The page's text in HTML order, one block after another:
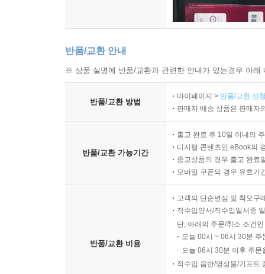
반품/교환 안내
※ 상품 설명에 반품/교환과 관련한 안내가 있는경우 아
반품/교환 방법
마이페이지 > 반품/교환 신
판매자 배송 상품은 판매자
반품/교환 가능기간
출고 완료 후 10일 이내의
디지털 콘텐츠인 eBook의
중고상품의 경우 출고 완료
모바일 쿠폰의 경우 유효기
반품/교환 비용
고객의 단순변심 및 착오구
직수입양서/직수입일서중
단, 아래의 주문/취소 조건
오늘 00시 ~ 06시 30분
오늘 06시 30분 이후 주
직수입 음반/영상물/기프트